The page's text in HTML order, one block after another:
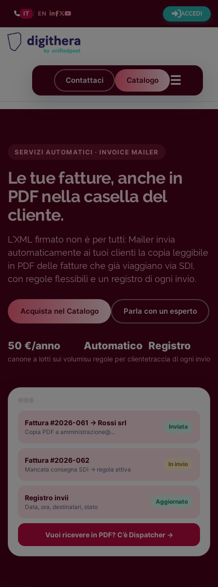
IT / EN ACCEDI
Contattaci Catalogo ☰
SERVIZI AUTOMATICI · INVOICE MAILER
Le tue fatture, anche in
PDF nella casella del
cliente.
L’XML firmato non è per tutti: Mailer invia
automaticamente ai tuoi clienti la copia leggibile
in PDF delle fatture che già viaggiano via SDI,
con regole flessibili e un registro di ogni invio.
Acquista nel Catalogo Parla con un esperto
50 €/anno
canone a lotti sui volumi
Automatico
su regole per cliente
Registro
traccia di ogni invio
Fattura #2026-061 → Rossi srl
Copia PDF a amministrazione@...
Inviata
Fattura #2026-062
Mancata consegna SDI → regola attiva
In invio
Registro invii
Data, ora, destinatari, stato
Aggiornato
Vuoi ricevere in PDF? C’è Dispatcher →